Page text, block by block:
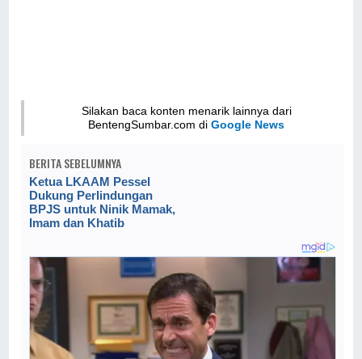
Silakan baca konten menarik lainnya dari
BentengSumbar.com diGoogle News
BERITA SEBELUMNYA
Ketua LKAAM Pessel
Dukung Perlindungan
BPJS untuk Ninik Mamak,
Imam dan Khatib